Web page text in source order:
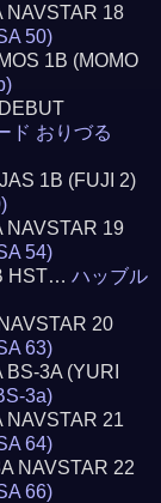
NAVSTAR 18
50)
1B (MOMO
ド おりづる
1B (FUJI 2)
NAVSTAR 19
54)
HST…ハッブル
20
63)
3A (YURI
3a)
NAVSTAR 21
64)
NAVSTAR 22
66)